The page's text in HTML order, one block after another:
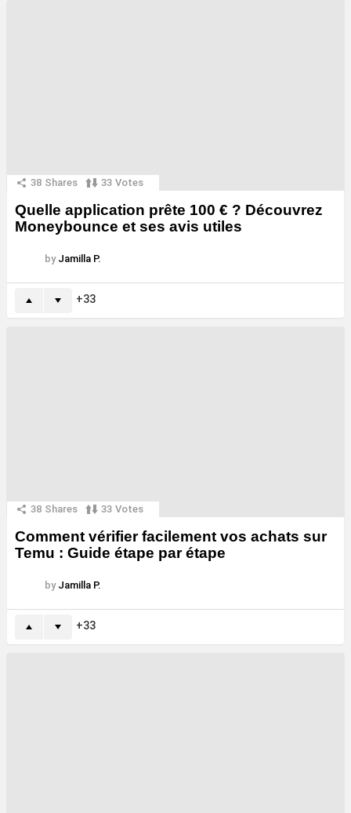
38 Shares 33 Votes
Quelle application prête 100 € ? Découvrez
Moneybounce et ses avis utiles
by Jamilla P.
33
38 Shares 33 Votes
Comment vérifier facilement vos achats sur
Temu : Guide étape par étape
by Jamilla P.
33